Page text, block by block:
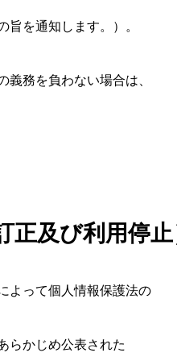
旨を通知します。）。
務を負わない場合は、
正及び利用停
よって個人情報保護法の
らかじめ公表された